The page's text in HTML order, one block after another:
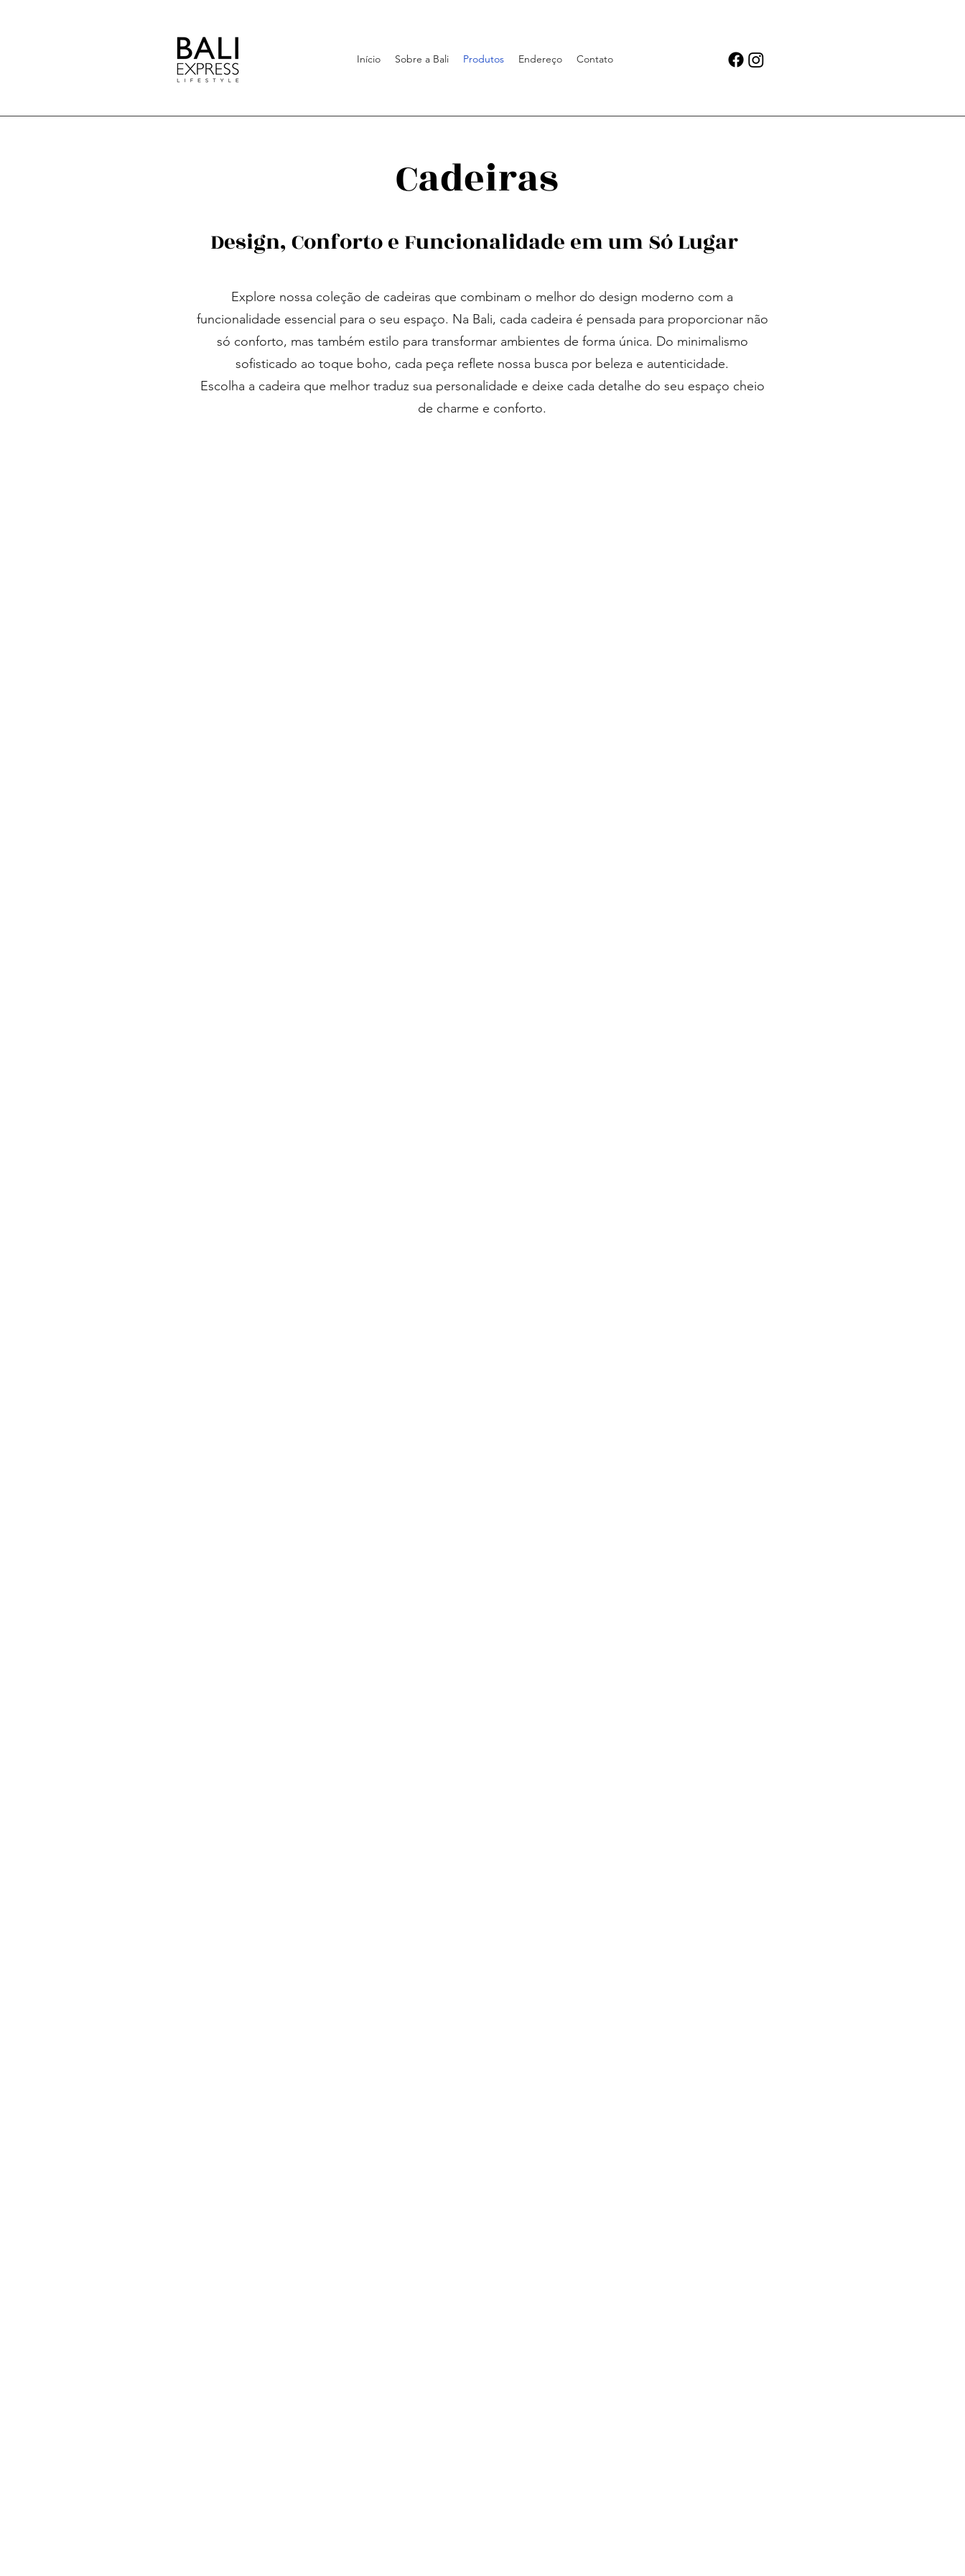
Início Sobre a Bali Produtos Endereço Contato
Cadeiras
Design, Conforto e Funcionalidade em um Só Lugar
Explore nossa coleção de cadeiras que combinam o melhor do design moderno com a
funcionalidade essencial para o seu espaço. Na Bali, cada cadeira é pensada para proporcionar não
só conforto, mas também estilo para transformar ambientes de forma única. Do minimalismo
sofisticado ao toque boho, cada peça reflete nossa busca por beleza e autenticidade.
Escolha a cadeira que melhor traduz sua personalidade e deixe cada detalhe do seu espaço cheio
de charme e conforto.